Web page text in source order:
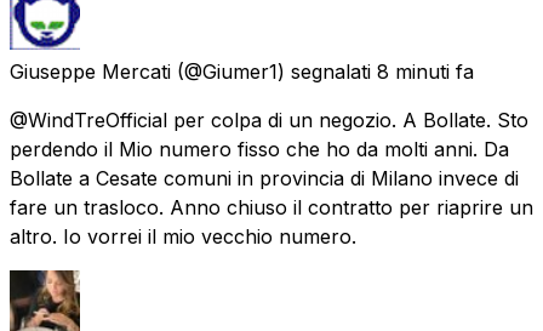
Giuseppe Mercati (@Giumer1) segnalati 8 minuti fa
@WindTreOfficial per colpa di un negozio. A Bollate. Sto
perdendo il Mio numero fisso che ho da molti anni. Da
Bollate a Cesate comuni in provincia di Milano invece di
fare un trasloco. Anno chiuso il contratto per riaprire un
altro. Io vorrei il mio vecchio numero.